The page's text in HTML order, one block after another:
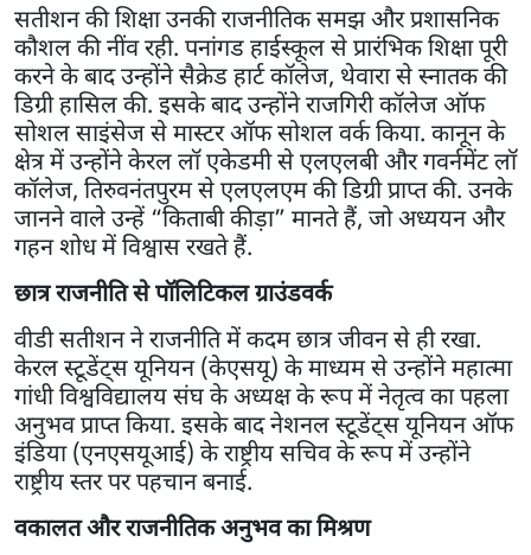
सतीशन की शिक्षा उनकी राजनीतिक समझ और प्रशासनिक
कौशल की नींव रही. पनांगड हाईस्कूल से प्रारंभिक शिक्षा पूरी
करने के बाद उन्होंने सैक्रेड हार्ट कॉलेज, थेवारा से स्नातक की
डिग्री हासिल की. इसके बाद उन्होंने राजगिरी कॉलेज ऑफ
सोशल साइंसेज से मास्टर ऑफ सोशल वर्क किया. कानून के
क्षेत्र में उन्होंने केरल लॉ एकेडमी से एलएलबी और गवर्नमेंट लॉ
कॉलेज, तिरुवनंतपुरम से एलएलएम की डिग्री प्राप्त की. उनके
जानने वाले उन्हें “किताबी कीड़ा” मानते हैं, जो अध्ययन और
गहन शोध में विश्वास रखते हैं.
छात्र राजनीति से पॉलिटिकल ग्राउंडवर्क
वीडी सतीशन ने राजनीति में कदम छात्र जीवन से ही रखा.
केरल स्टूडेंट्स यूनियन (केएसयू) के माध्यम से उन्होंने महात्मा
गांधी विश्वविद्यालय संघ के अध्यक्ष के रूप में नेतृत्व का पहला
अनुभव प्राप्त किया. इसके बाद नेशनल स्टूडेंट्स यूनियन ऑफ
इंडिया (एनएसयूआई) के राष्ट्रीय सचिव के रूप में उन्होंने
राष्ट्रीय स्तर पर पहचान बनाई.
वकालत और राजनीतिक अनुभव का मिश्रण